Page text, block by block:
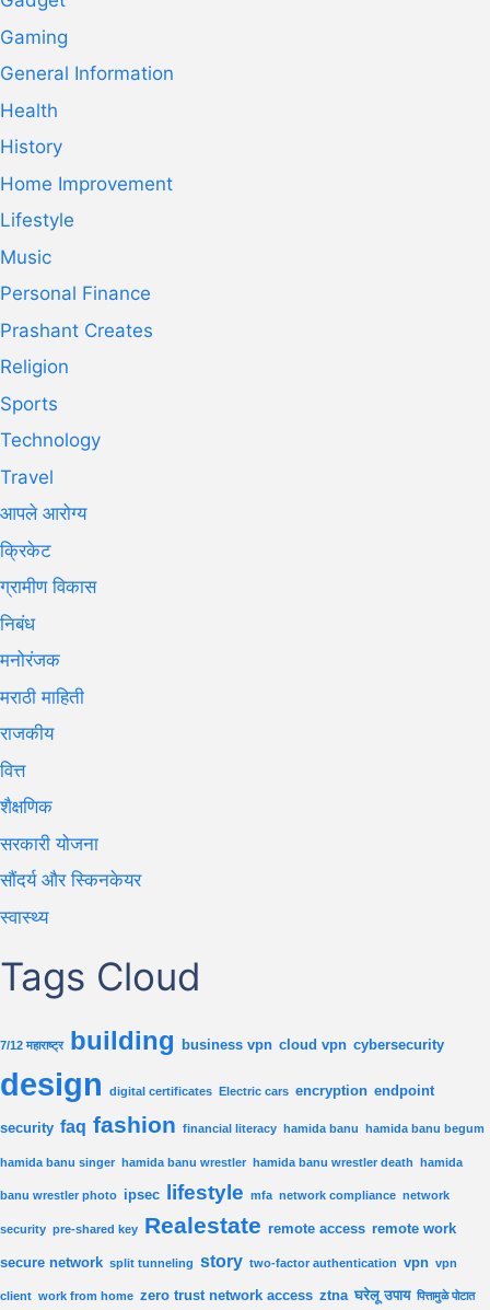
Gaming
General Information
Health
History
Home Improvement
Lifestyle
Music
Personal Finance
Prashant Creates
Religion
Sports
Technology
Travel
आपले आरोग्य
क्रिकेट
ग्रामीण विकास
निबंध
मनोरंजक
मराठी माहिती
राजकीय
वित्त
शैक्षणिक
सरकारी योजना
सौंदर्य और स्किनकेयर
स्वास्थ्य
Tags Cloud
7/12 महाराष्ट्र building business vpn cloud vpn cybersecurity
design digital certificates Electric cars encryption endpoint
security faq fashion financial literacy hamida banu hamida banu begum
hamida banu singer hamida banu wrestler hamida banu wrestler death hamida
banu wrestler photo ipsec lifestyle mfa network compliance network
security pre-shared key Realestate remote access remote work
secure network split tunneling story two-factor authentication vpn vpn
client work from home zero trust network access ztna घरेलू उपाय पित्तामुळे पोटात